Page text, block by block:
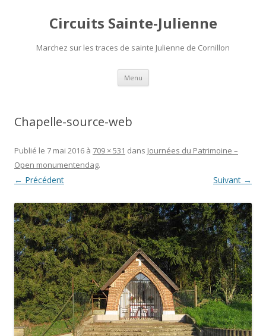
Circuits Sainte-Julienne
Marchez sur les traces de sainte Julienne de Cornillon
Menu Aller
contenu
Chapelle-source-web
Publié le 7 mai 2016 à 709 × 531 dans Journées du Patrimoine –
Open monumentendag.
← Précédent Suivant →